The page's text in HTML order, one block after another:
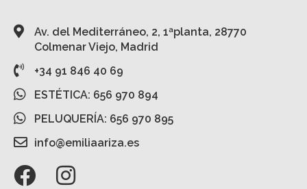
Av. del Mediterráneo, 2, 1ªplanta, 28770
Colmenar Viejo, Madrid
+34 91 846 40 69
ESTÉTICA: 656 970 894
PELUQUERÍA: 656 970 895
info@emiliaariza.es